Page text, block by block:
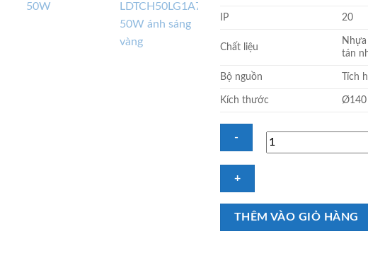
IP 20
Chất liệu
tán
Bộ nguồn Tích
Kích thước Ø140
trụ
Panasonic
THÊM VÀO GIỎ HÀNG